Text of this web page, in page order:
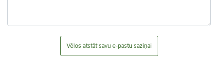
Vēlos atstāt savu e-pastu saziņai